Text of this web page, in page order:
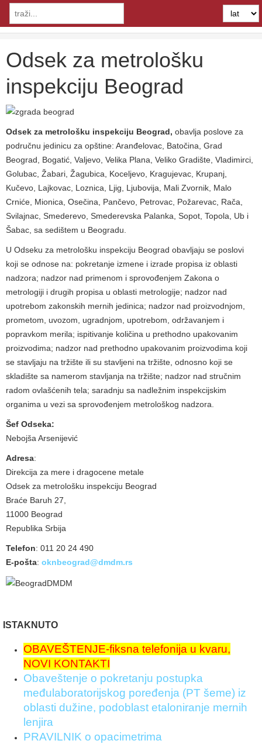
Odsek za metrološku
inspekciju Beograd
Odsek za metrološku inspekciju Beograd, obavlja poslove za
područnu jedinicu za opštine: Aranđelovac, Batočina, Grad
Beograd, Bogatić, Valjevo, Velika Plana, Veliko Gradište, Vladimirci,
Golubac, Žabari, Žagubica, Koceljevo, Kragujevac, Krupanj,
Kučevo, Lajkovac, Loznica, Ljig, Ljubovija, Mali Zvornik, Malo
Crniće, Mionica, Osečina, Pančevo, Petrovac, Požarevac, Rača,
Svilajnac, Smederevo, Smederevska Palanka, Sopot, Topola, Ub i
Šabac, sa sedištem u Beogradu.
U Odseku za metrološku inspekciju Beograd obavljaju se poslovi
koji se odnose na: pokretanje izmene i izrade propisa iz oblasti
nadzora; nadzor nad primenom i sprovođenjem Zakona o
metrologiji i drugih propisa u oblasti metrologije; nadzor nad
upotrebom zakonskih mernih jedinica; nadzor nad proizvodnjom,
prometom, uvozom, ugradnjom, upotrebom, održavanjem i
popravkom merila; ispitivanje količina u prethodno upakovanim
proizvodima; nadzor nad prethodno upakovanim proizvodima koji
se stavljaju na tržište ili su stavljeni na tržište, odnosno koji se
skladište sa namerom stavljanja na tržište; nadzor nad stručnim
radom ovlašćenih tela; saradnju sa nadležnim inspekcijskim
organima u vezi sa sprovođenjem metrološkog nadzora.
Šef Odseka:
Nebojša Arsenijević
Adresa:
Direkcija za mere i dragocene metale
Odsek za metrološku inspekciju Beograd
Braće Baruh 27,
11000 Beograd
Republika Srbija
Telefon: 011 20 24 490
E-pošta: oknbeograd@dmdm.rs
ISTAKNUTO
OBAVEŠTENJE-fiksna telefonija u kvaru,
NOVI KONTAKTI
Obaveštenje o pokretanju postupka
međulaboratorijskog poređenja (PT šeme) iz
oblasti dužine, podoblast etaloniranje mernih
lenjira
PRAVILNIK o opacimetrima